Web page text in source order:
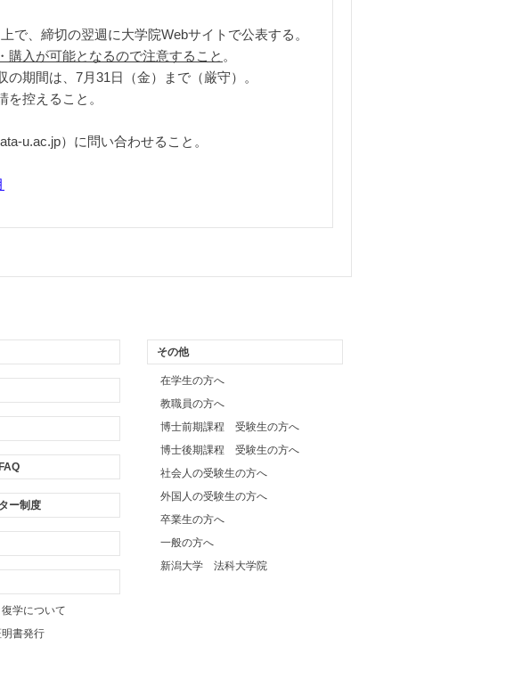
、締切の翌週に大学院Webサイトで公表する。
入が可能となるので注意すること 。
期間は、7月31日（金）まで（厳守）。
控えること。
u.ac.jp）に問い合わせること。
ー制度
学について
書発行
その他
在学生の方へ
教職員の方へ
博士前期課程 受験生の方へ
博士後期課程 受験生の方へ
社会人の受験生の方へ
外国人の受験生の方へ
卒業生の方へ
一般の方へ
新潟大学 法科大学院